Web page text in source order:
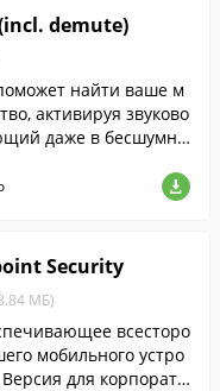
demute)
найти ваше м
активируя звуково
даже в бесшумно
Security
МБ)
всесторо
мобильного устро
для корпорати